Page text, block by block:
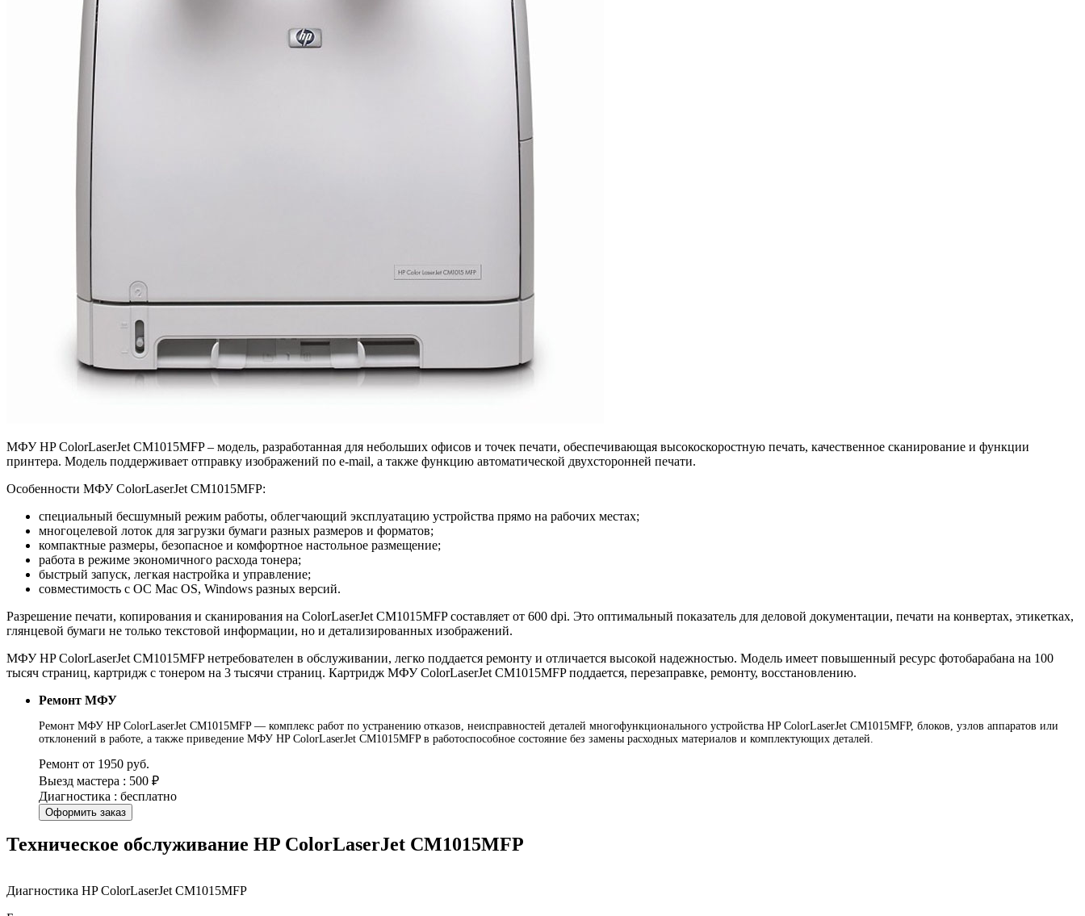
МФУ HP ColorLaserJet CM1015MFP – модель, разработанная для небольших офисов и точек печати, обеспечивающая высокоскоростную печать, качественное сканирование и функции
принтера. Модель поддерживает отправку изображений по e-mail, а также функцию автоматической двухсторонней печати.
Особенности МФУ ColorLaserJet CM1015MFP:
специальный бесшумный режим работы, облегчающий эксплуатацию устройства прямо на рабочих местах;
многоцелевой лоток для загрузки бумаги разных размеров и форматов;
компактные размеры, безопасное и комфортное настольное размещение;
работа в режиме экономичного расхода тонера;
быстрый запуск, легкая настройка и управление;
совместимость с ОС Mac OS, Windows разных версий.
Разрешение печати, копирования и сканирования на ColorLaserJet CM1015MFP составляет от 600 dpi. Это оптимальный показатель для деловой документации, печати на конвертах, этикетках,
глянцевой бумаги не только текстовой информации, но и детализированных изображений.
МФУ HP ColorLaserJet CM1015MFP нетребователен в обслуживании, легко поддается ремонту и отличается высокой надежностью. Модель имеет повышенный ресурс фотобарабана на 100
тысяч страниц, картридж с тонером на 3 тысячи страниц. Картридж МФУ ColorLaserJet CM1015MFP поддается, перезаправке, ремонту, восстановлению.
Ремонт МФУ
Ремонт МФУ HP ColorLaserJet CM1015MFP — комплекс работ по устранению отказов, неисправностей деталей многофункционального устройства HP ColorLaserJet CM1015MFP, блоков, узлов аппаратов или
отклонений в работе, а также приведение МФУ HP ColorLaserJet CM1015MFP в работоспособное состояние без замены расходных материалов и комплектующих деталей.
Ремонт от 1950 руб.
Выезд мастера : 500 ₽
Диагностика : бесплатно
Оформить заказ
Техническое обслуживание HP ColorLaserJet CM1015MFP
Диагностика HP ColorLaserJet CM1015MFP